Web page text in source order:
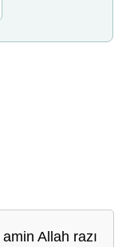
Allah razı